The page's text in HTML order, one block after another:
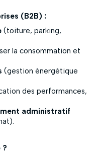
(B2B) :
(toiture, parking,
la consommation et
(gestion énergétique
des performances,
administratif
?